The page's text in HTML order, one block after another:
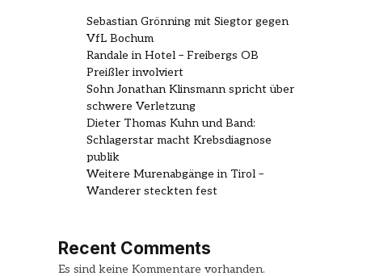
Sebastian Grönning mit Siegtor gegen
VfL Bochum
Randale in Hotel – Freibergs OB
Preißler involviert
Sohn Jonathan Klinsmann spricht über
schwere Verletzung
Dieter Thomas Kuhn und Band:
Schlagerstar macht Krebsdiagnose
publik
Weitere Murenabgänge in Tirol –
Wanderer steckten fest
Recent Comments
Es sind keine Kommentare vorhanden.